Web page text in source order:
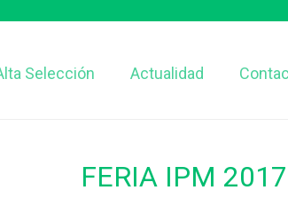
Selección Actualidad
FERIA IPM